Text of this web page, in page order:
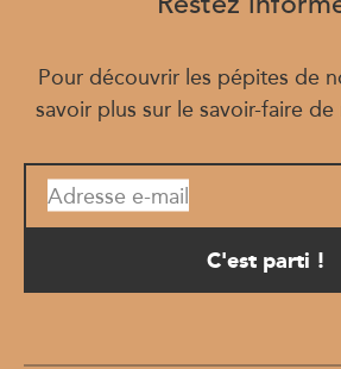
Restez
Pour découvrir les pépites de
savoir plus sur le savoir-faire
Adresse e-mail